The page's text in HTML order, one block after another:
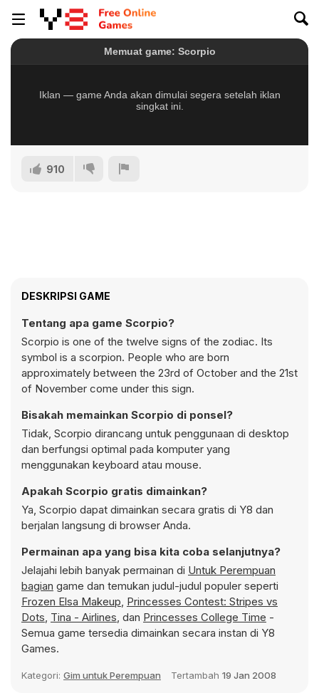
910
DESKRIPSI GAME
Tentang apa game Scorpio?
Scorpio is one of the twelve signs of the zodiac. Its
symbol is a scorpion. People who are born
approximately between the 23rd of October and the 21st
of November come under this sign.
Bisakah memainkan Scorpio di ponsel?
Tidak, Scorpio dirancang untuk penggunaan di desktop
dan berfungsi optimal pada komputer yang
menggunakan keyboard atau mouse.
Apakah Scorpio gratis dimainkan?
Ya, Scorpio dapat dimainkan secara gratis di Y8 dan
berjalan langsung di browser Anda.
Permainan apa yang bisa kita coba selanjutnya?
Jelajahi lebih banyak permainan di Untuk Perempuan
bagian game dan temukan judul-judul populer seperti
Frozen Elsa Makeup, Princesses Contest: Stripes vs
Dots, Tina - Airlines, dan Princesses College Time -
Semua game tersedia dimainkan secara instan di Y8
Games.
Kategori: Gim untuk Perempuan Tertambah 19 Jan 2008